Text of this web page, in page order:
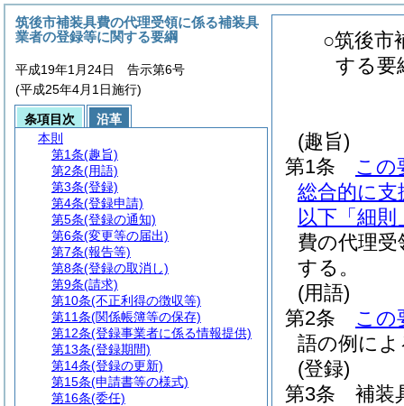
○筑後市
する要
(趣旨)
第1条
この
総合的に
以下「細
費の代理
する。
(用語)
第2条
この
語の例によ
(登録)
第3条
補装
筑後市補装具費の代理受領に係る補装具
業者の登録等に関する要綱
平成19年1月24日 告示第6号
(平成25年4月1日施行)
条項目次
沿革
本則
第1条(趣旨)
第2条(用語)
第3条(登録)
第4条(登録申請)
第5条(登録の通知)
第6条(変更等の届出)
第7条(報告等)
第8条(登録の取消し)
第9条(請求)
第10条(不正利得の徴収等)
第11条(関係帳簿等の保存)
第12条(登録事業者に係る情報提供)
第13条(登録期間)
第14条(登録の更新)
第15条(申請書等の様式)
第16条(委任)